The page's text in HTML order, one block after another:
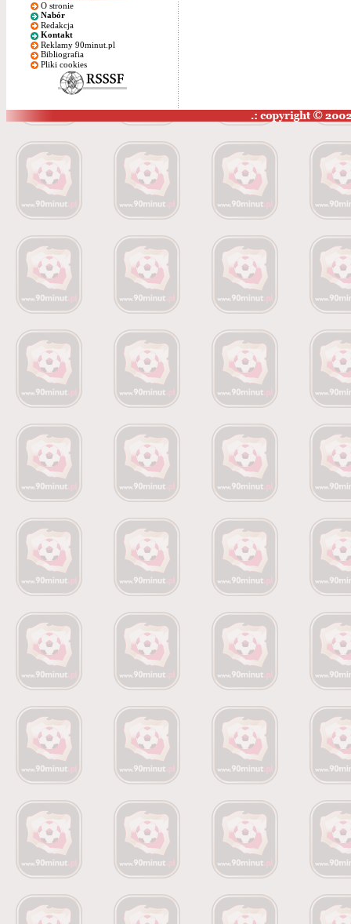
O stronie
Nabór
Redakcja
Kontakt
Reklamy 90minut.pl
Bibliografia
Pliki cookies